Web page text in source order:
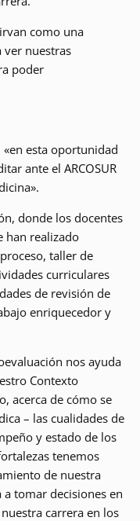
como una
nuestras
poder
esta oportunidad
ante el ARCOSUR
donde los docentes
han realizado
taller de
curriculares
de revisión de
enriquecedor y
nos ayuda
Contexto
acerca de cómo se
– las cualidades de
y estado de los
tenemos
de nuestra
a tomar decisiones en
carrera en los